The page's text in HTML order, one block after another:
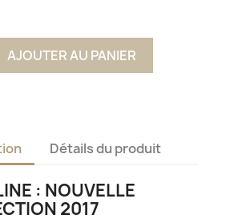
AJOUTER AU PANIER
Détails du produit
: NOUVELLE
2017